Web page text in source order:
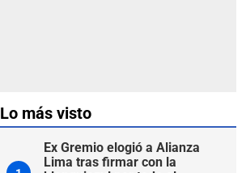
Lo más visto
Ex Gremio elogió a Alianza
Lima tras firmar con la